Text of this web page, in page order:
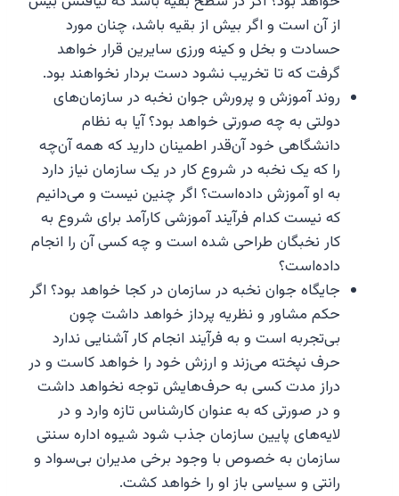
از آن است و اگر بیش از بقیه باشد، چنان مورد
حسادت و بخل و کینه ورزی سایرین قرار خواهد
گرفت که تا تخریب نشود دست بردار نخواهند بود.
روند آموزش و پرورش جوان نخبه در سازمان‌های
دولتی به چه صورتی خواهد بود؟ آیا به نظام
دانشگاهی خود آن‌قدر اطمینان دارید که همه آن‌چه
را که یک نخبه در شروع کار در یک سازمان نیاز دارد
به او آموزش داده‌است؟ اگر چنین نیست و می‌دانیم
که نیست کدام فرآیند آموزشی کارآمد برای شروع به
کار نخبگان طراحی شده است و چه کسی آن را انجام
داده‌است؟
جایگاه جوان نخبه در سازمان در کجا خواهد بود؟ اگر
حکم مشاور و نظریه پرداز خواهد داشت چون
بی‌تجربه است و به فرآیند انجام کار آشنایی ندارد
حرف نپخته می‌زند و ارزش خود را خواهد کاست و در
دراز مدت کسی به حرف‌هایش توجه نخواهد داشت
و در صورتی که به عنوان کارشناس تازه وارد و در
لایه‌های پایین سازمان جذب شود شیوه اداره سنتی
سازمان به خصوص با وجود برخی مدیران بی‌سواد و
رانتی و سیاسی‌ باز او را خواهد کشت.